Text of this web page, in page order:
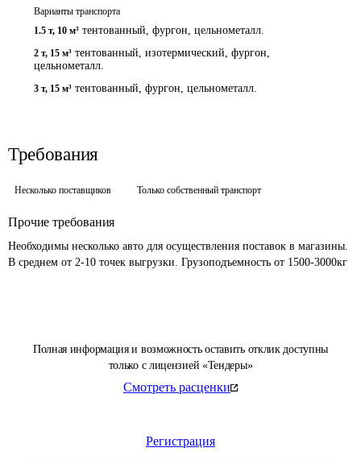
Полная информация и возможность оставить отклик доступны
только с лицензией «Тендеры»
Смотреть расценки
Регистрация
Варианты транспорта
1.5 т, 10 м³ тентованный, фургон, цельнометалл.
2 т, 15 м³ тентованный, изотермический, фургон,
цельнометалл.
3 т, 15 м³ тентованный, фургон, цельнометалл.
Требования
Несколько поставщиков Только собственный транспорт
Прочие требования
Необходимы несколько авто для осуществления поставок в магазины.
В среднем от 2-10 точек выгрузки. Грузоподъемность от 1500-3000кг